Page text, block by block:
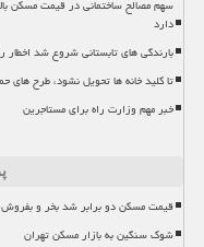
سهم مصالح ساختمانی در قیمت مسکن
دارد
بارندگی های تابستانی شروع شد اخطار
تا کلید خانه ها تحویل نشود، طرح های
خبر مهم وزارت راه برای مستاجرین
قیمت مسکن دو برابر شد بخر و
شوک سنگین به بازار مسکن تهران